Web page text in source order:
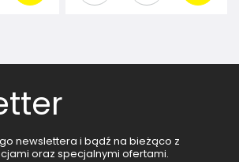
newslettera i bądź na bieżąco z
oraz specjalnymi ofertami.